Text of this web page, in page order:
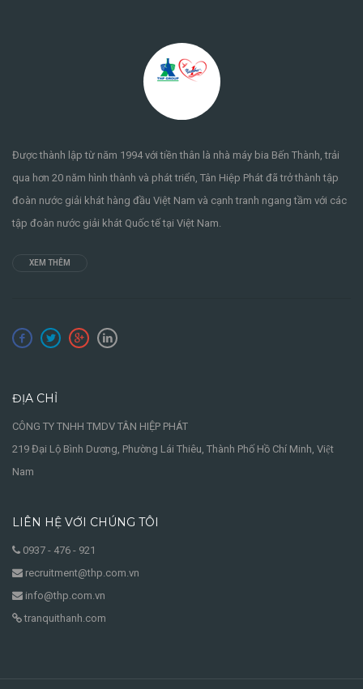
Được thành lập từ năm 1994 với tiền thân là nhà máy bia Bến Thành, trải
qua hơn 20 năm hình thành và phát triển, Tân Hiệp Phát đã trở thành tập
đoàn nước giải khát hàng đầu Việt Nam và cạnh tranh ngang tầm với các
tập đoàn nước giải khát Quốc tế tại Việt Nam.
XEM THÊM
ĐỊA CHỈ
CÔNG TY TNHH TMDV TÂN HIỆP PHÁT
219 Đại Lộ Bình Dương, Phường Lái Thiêu, Thành Phố Hồ Chí Minh, Việt
Nam
LIÊN HỆ VỚI CHÚNG TÔI
0937 - 476 - 921
recruitment@thp.com.vn
info@thp.com.vn
tranquithanh.com